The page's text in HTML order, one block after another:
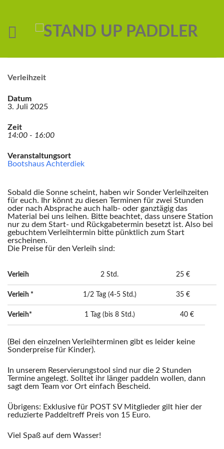
Verleihzeit
Datum
3. Juli 2025
Zeit
14:00 - 16:00
Veranstaltungsort
Bootshaus Achterdiek
Sobald die Sonne scheint, haben wir Sonder Verleihzeiten
für euch. Ihr könnt zu diesen Terminen für zwei Stunden
oder nach Absprache auch halb- oder ganztägig das
Material bei uns leihen. Bitte beachtet, dass unsere Station
nur zu dem Start- und Rückgabetermin besetzt ist. Also bei
gebuchtem Verleihtermin bitte pünktlich zum Start
erscheinen.
Die Preise für den Verleih sind:
Verleih 2 Std. 25 €
Verleih * 1/2 Tag (4-5 Std.) 35 €
Verleih* 1 Tag (bis 8 Std.) 40 €
(Bei den einzelnen Verleihterminen gibt es leider keine
Sonderpreise für Kinder).
In unserem Reservierungstool sind nur die 2 Stunden
Termine angelegt. Solltet ihr länger paddeln wollen, dann
sagt dem Team vor Ort einfach Bescheid.
Übrigens: Exklusive für POST SV Mitglieder gilt hier der
reduzierte Paddeltreff Preis von 15 Euro.
Viel Spaß auf dem Wasser!